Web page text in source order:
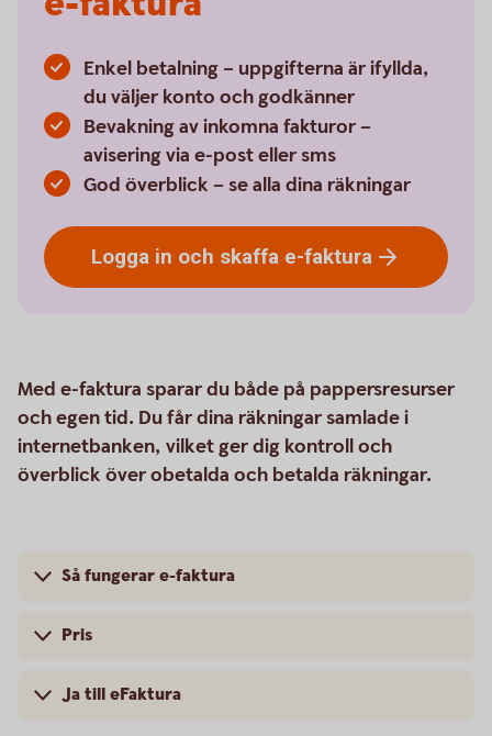
Enkel betalning – uppgifterna är ifyllda,
du väljer konto och godkänner
Bevakning av inkomna fakturor –
avisering via e-post eller sms
God överblick – se alla dina räkningar
Logga in och skaffa e-faktura
Med e-faktura sparar du både på pappersresurser
och egen tid. Du får dina räkningar samlade i
internetbanken, vilket ger dig kontroll och
överblick över obetalda och betalda räkningar.
Så fungerar e-faktura
Pris
Ja till eFaktura